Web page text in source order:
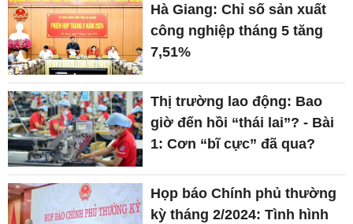
Hà Giang: Chỉ số sản xuất
công nghiệp tháng 5 tăng
7,51%
Thị trường lao động: Bao
giờ đến hồi “thái lai”? - Bài
1: Cơn “bĩ cực” đã qua?
Họp báo Chính phủ thường
kỳ tháng 2/2024: Tình hình